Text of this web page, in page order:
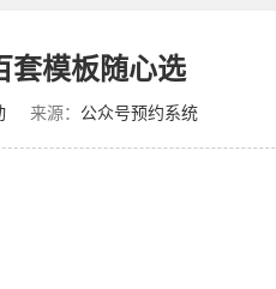
套模板随心选
来源： 公众号预约系统